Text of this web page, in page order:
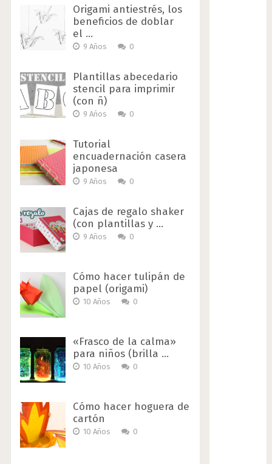
Origami antiestrés, los
beneficios de doblar
el …
9 Años 0
Plantillas abecedario
stencil para imprimir
(con ñ)
9 Años 0
Tutorial
encuadernación casera
japonesa
9 Años 0
Cajas de regalo shaker
(con plantillas y …
9 Años 0
Cómo hacer tulipán de
papel (origami)
10 Años 0
«Frasco de la calma»
para niños (brilla …
10 Años 0
Cómo hacer hoguera de
cartón
10 Años 0